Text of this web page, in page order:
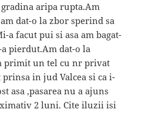
aripa rupta.Am
dat-o la zbor sperind sa
a facut pui si asa am bagat-
pierdut.Am dat-o la
primit un tel cu nr privat
in jud Valcea si ca i-
asa ,pasarea nu a ajuns
2 luni. Cite iluzii isi